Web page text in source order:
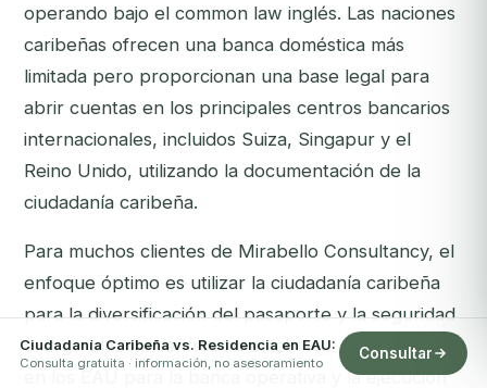
operando bajo el common law inglés. Las naciones
caribeñas ofrecen una banca doméstica más
limitada pero proporcionan una base legal para
abrir cuentas en los principales centros bancarios
internacionales, incluidos Suiza, Singapur y el
Reino Unido, utilizando la documentación de la
ciudadanía caribeña.
Para muchos clientes de Mirabello Consultancy, el
enfoque óptimo es utilizar la ciudadanía caribeña
para la diversificación del pasaporte y la seguridad
a largo plazo, mientras se establece una presencia
en los EAU para la banca operativa y la ejecución
Ciudadanía Caribeña vs. Residencia en EAU:
Consulta gratuita · información, no asesoramiento
Consultar